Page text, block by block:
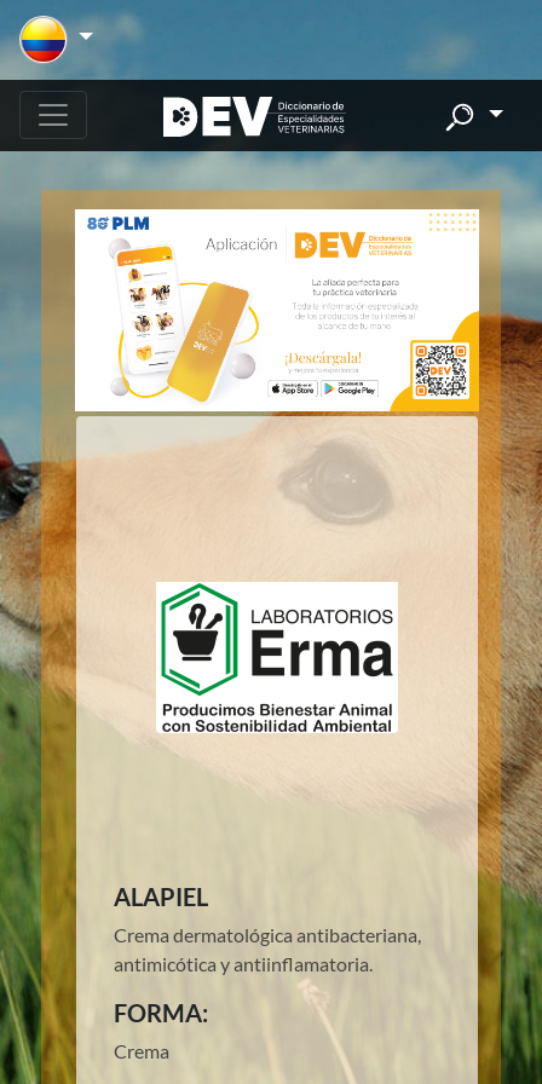
ALAPIEL
Crema dermatológica antibacteriana,
antimicótica y antiinflamatoria.
FORMA:
Crema